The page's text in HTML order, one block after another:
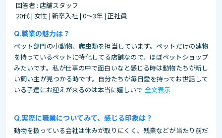
回答者 : 店舗スタッフ
20代 | 女性 | 新卒入社 | 0～3年 | 正社員
職業の魅力は？
ペット部門の小動物、爬虫類を担当しています。ペットだけの建物
を持っているペットに特化してる店舗なので、ほぼペットショップ
みたいです。私が仕事の中で面白いなと感じる時は動物たちが新し
い飼い主が見つかる時です。自分たちが毎日愛を持ってお世話して
いる子達にお迎えが来るのは本当に嬉しいで 全文表示
実際に職業についてみて、感じる印象は？
動物を扱っている会社は休みが取りにくく、残業などが当たり前だ